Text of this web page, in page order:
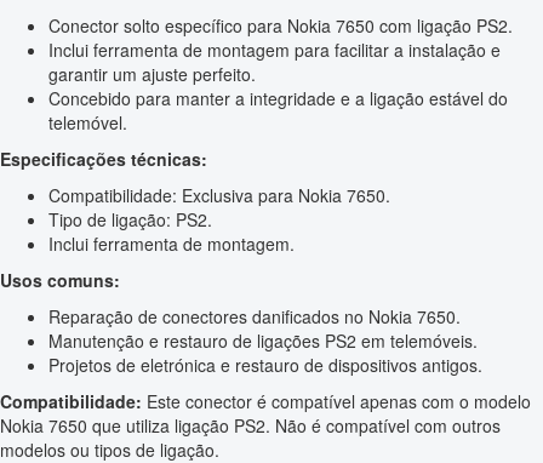
Conector solto específico para Nokia 7650 com ligação PS2.
Inclui ferramenta de montagem para facilitar a instalação e
garantir um ajuste perfeito.
Concebido para manter a integridade e a ligação estável do
telemóvel.
Especificações técnicas:
Compatibilidade: Exclusiva para Nokia 7650.
Tipo de ligação: PS2.
Inclui ferramenta de montagem.
Usos comuns:
Reparação de conectores danificados no Nokia 7650.
Manutenção e restauro de ligações PS2 em telemóveis.
Projetos de eletrónica e restauro de dispositivos antigos.
Compatibilidade: Este conector é compatível apenas com o modelo
Nokia 7650 que utiliza ligação PS2. Não é compatível com outros
modelos ou tipos de ligação.